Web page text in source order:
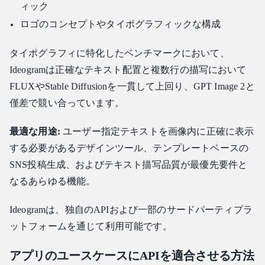
ィック
ロゴのコンセプトやタイポグラフィックな構成
タイポグラフィに特化したベンチマークにおいて、
Ideogramは正確なテキスト配置と複数行の描写において
FLUXやStable Diffusionを一貫して上回り、GPT Image 2と
僅差で競い合っています。
最適な用途: ユーザー指定テキストを画像内に正確に表示
する必要があるデザインツール、テンプレートベースの
SNS投稿生成、およびテキスト描写品質が最優先要件と
なるあらゆる機能。
Ideogramは、独自のAPIおよび一部のサードパーティプラ
ットフォームを通じて利用可能です。
アプリのユースケースにAPIを適合させる方法